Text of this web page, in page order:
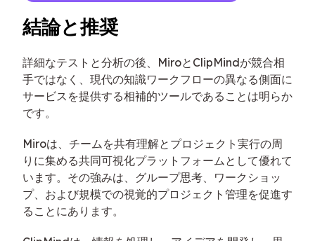
結論と推奨
詳細なテストと分析の後、MiroとClipMindが競合相
手ではなく、現代の知識ワークフローの異なる側面に
サービスを提供する相補的ツールであることは明らか
です。
Miroは、チームを共有理解とプロジェクト実行の周
りに集める共同可視化プラットフォームとして優れて
います。その強みは、グループ思考、ワークショッ
プ、および規模での視覚的プロジェクト管理を促進す
ることにあります。